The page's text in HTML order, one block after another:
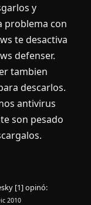
y
problema con
te desactiva
defenser.
tambien
descarlos.
antivirus
son pesado
[1]opinó:
2010